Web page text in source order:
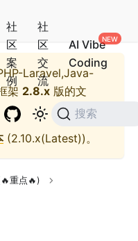
社
区
案
例
社
区
交
流
AI Vibe
Coding
搜索
Laravel,Java-
架 2.8.x 版的文
(2.10.x(Latest))。
重点🔥)